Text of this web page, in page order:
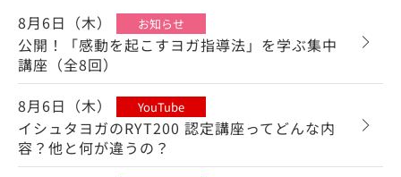
8月6日（木） お知らせ
公開！「感動を起こすヨガ指導法」を学ぶ集中
講座（全8回）
8月6日（木）
YouTube
イシュタヨガのRYT200 認定講座ってどんな内
容？他と何が違うの？